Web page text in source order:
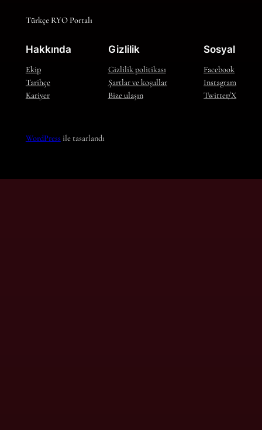
Türkçe RYO Portalı
Hakkında
Ekip
Tarihçe
Kariyer
Gizlilik
Gizlilik politikası
Şartlar ve koşullar
Bize ulaşın
Sosyal
Facebook
Instagram
Twitter/X
WordPressile tasarlandı